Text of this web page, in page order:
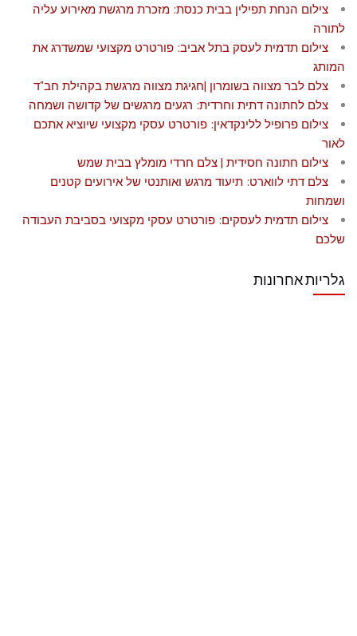
צילום הנחת תפילין בבית כנסת: מזכרת מרגשת מאירוע עליה
לתורה
צילום תדמית לעסק בתל אביב: פורטרט מקצועי שמשדרג את
המותג
צלם לבר מצווה בשומרון |חגיגת מצווה מרגשת בקהילת חב"ד
צלם לחתונה דתית וחרדית: רגעים מרגשים של קדושה ושמחה
צילום פרופיל ללינקדאין: פורטרט עסקי מקצועי שיוציא אתכם
לאור
צילום חתונה חסידית | צלם חרדי מומלץ בבית שמש
צלם דתי לווארט: תיעוד מרגש ואותנטי של אירועים קטנים
ושמחות
צילום תדמית לעסקים: פורטרט עסקי מקצועי בסביבת העבודה
שלכם
גלריות אחרונות